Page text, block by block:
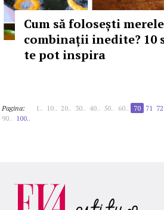
Cum să folosești
combinații inedite? 10
te pot inspira
Pagina: 1.. 10.. 20.. 30.. 40.. 50.. 60.. 70 71 72
90.. 100..